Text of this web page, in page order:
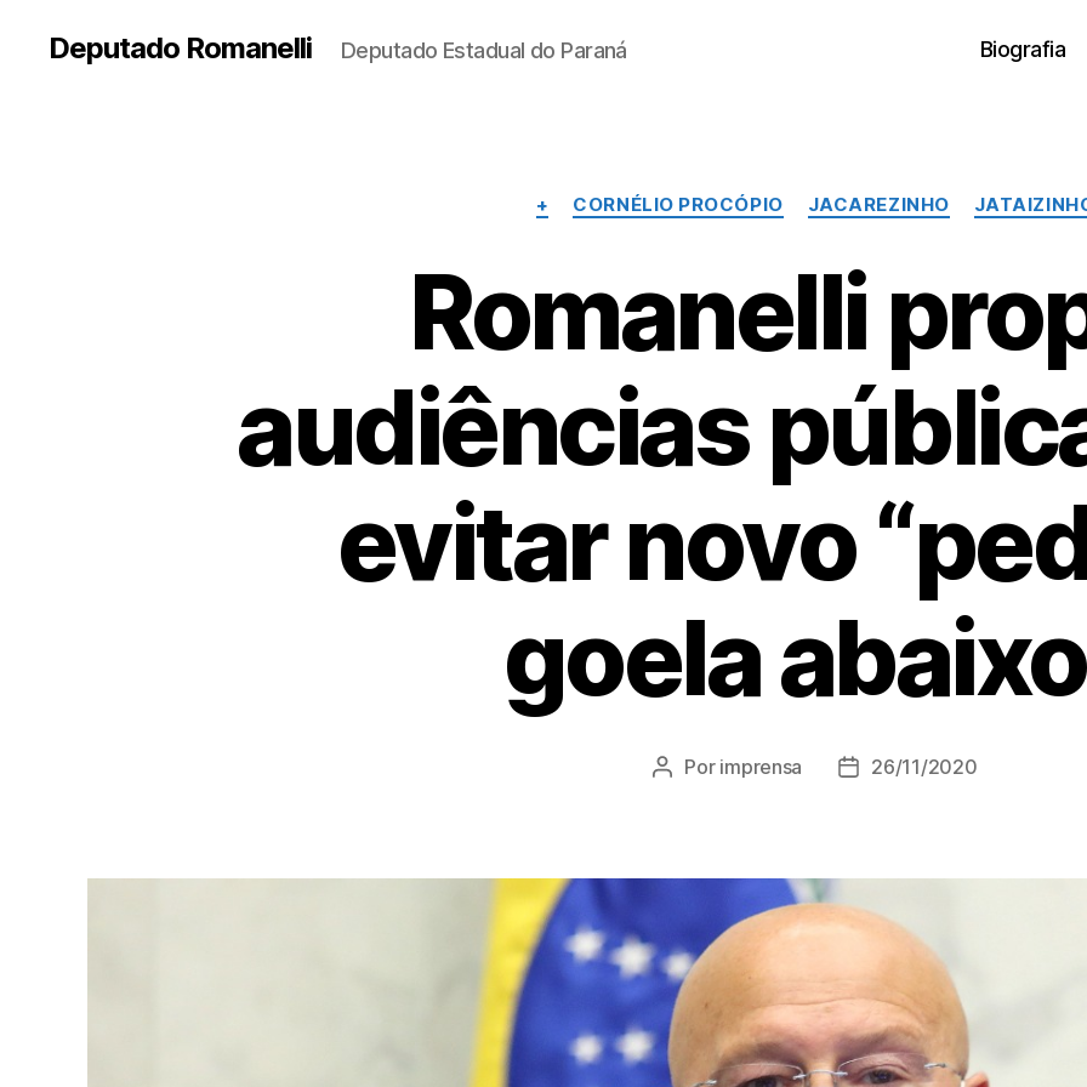
Deputado Romanelli Deputado Estadual do Paraná Biografia
Categorias
+ CORNÉLIO PROCÓPIO JACAREZINHO
Romanelli
audiências
evitar novo
goela
Autor
Por imprensa
Data26/11/2020